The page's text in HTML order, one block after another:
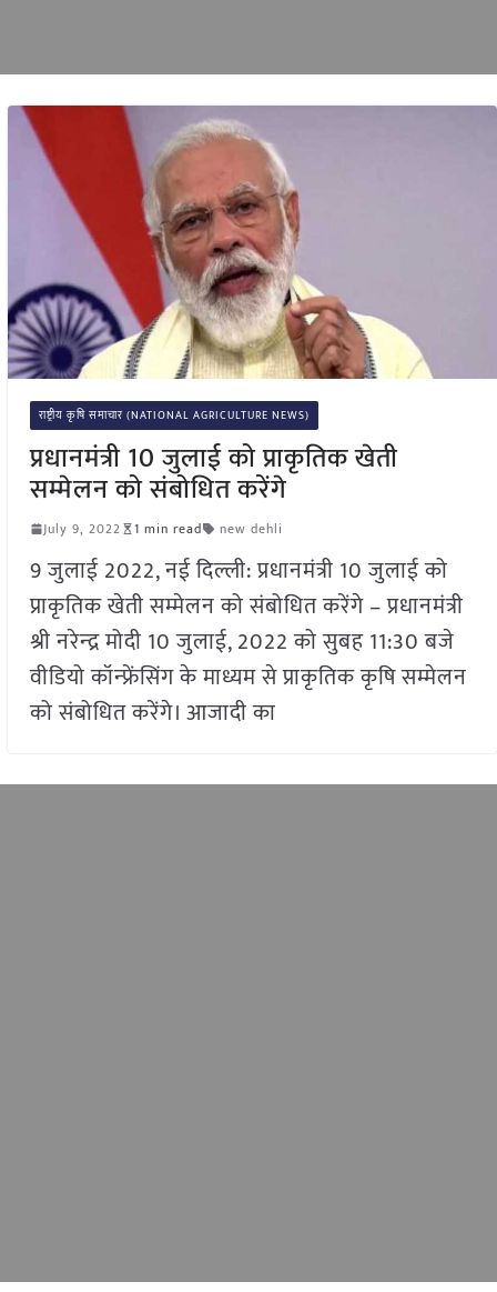
राष्ट्रीय कृषि समाचार (NATIONAL AGRICULTURE NEWS)
प्रधानमंत्री 10 जुलाई को प्राकृतिक खेती
सम्मेलन को संबोधित करेंगे
July 9, 2022 1 min read new dehli
9 जुलाई 2022, नई दिल्ली: प्रधानमंत्री 10 जुलाई को
प्राकृतिक खेती सम्मेलन को संबोधित करेंगे – प्रधानमंत्री
श्री नरेन्‍द्र मोदी 10 जुलाई, 2022 को सुबह 11:30 बजे
वीडियो कॉन्फ्रेंसिंग के माध्यम से प्राकृतिक कृषि सम्मेलन
को संबोधित करेंगे। आजादी का